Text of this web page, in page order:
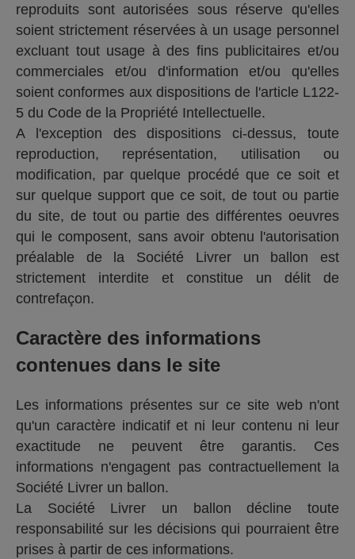
reproduits sont autorisées sous réserve qu'elles
soient strictement réservées à un usage personnel
excluant tout usage à des fins publicitaires et/ou
commerciales et/ou d'information et/ou qu'elles
soient conformes aux dispositions de l'article L122-
5 du Code de la Propriété Intellectuelle.
A l'exception des dispositions ci-dessus, toute
reproduction, représentation, utilisation ou
modification, par quelque procédé que ce soit et
sur quelque support que ce soit, de tout ou partie
du site, de tout ou partie des différentes oeuvres
qui le composent, sans avoir obtenu l'autorisation
préalable de la Société Livrer un ballon est
strictement interdite et constitue un délit de
contrefaçon.
Caractère des informations
contenues dans le site
Les informations présentes sur ce site web n'ont
qu'un caractère indicatif et ni leur contenu ni leur
exactitude ne peuvent être garantis. Ces
informations n'engagent pas contractuellement la
Société Livrer un ballon.
La Société Livrer un ballon décline toute
responsabilité sur les décisions qui pourraient être
prises à partir de ces informations.